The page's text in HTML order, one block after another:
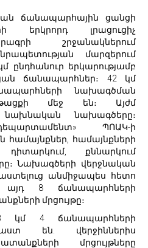
ճանապարհային ցանցի
երկրորդ լրացուցիչ
շրջանակներում
մարզերում
ընդհանուր երկարությամբ
ճանապարհներ։ 42 կմ
նախագծման
մեջ են։ Այժմ
նախնական նախագծերը։
ՊՈԱԿ-ի
համայնքներ‚ համայնքների
քննարկում
Նախագծերի վերջնական
անմիջապես հետո
8 ճանապարհների
մրցույթը։
կմ 4 ճանապարհների
են. վերջիններիս
մրցույթները